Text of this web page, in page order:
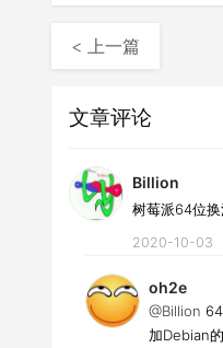
< 上一篇
文章评论
Billion
树莓派64位
2020-10-03
oh2e
@Billion
加Debian